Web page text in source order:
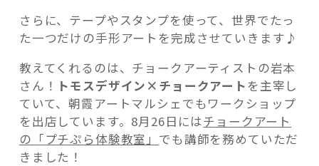
さらに、テープやスタンプを使って、世界でたっ
た一つだけの手形アートを完成させていきます♪
教えてくれるのは、チョークアーティストの岩本
さん！ トモスデザイン×チョークアート を主宰し
ていて、朝霞アートマルシェでもワークショップ
を出店しています。8月26日にはチョークアート
の「プチぷら体験教室」 でも講師を務めていただ
きました！